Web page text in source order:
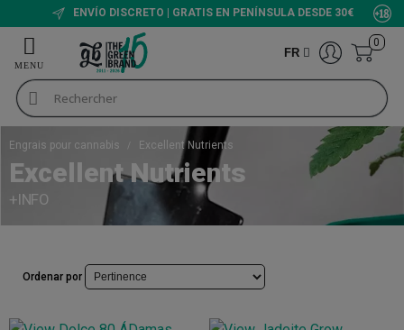
ENVÍO DISCRETO | GRATIS EN PENÍNSULA DESDE 30€
FR
0
Engrais pour cannabis Excellent Nutrients
Excellent Nutrients
+INFO
Ordenar por